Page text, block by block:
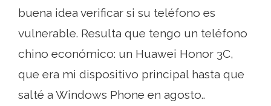
buena idea verificar si su teléfono es
vulnerable. Resulta que tengo un teléfono
chino económico: un Huawei Honor 3C,
que era mi dispositivo principal hasta que
salté a Windows Phone en agosto..